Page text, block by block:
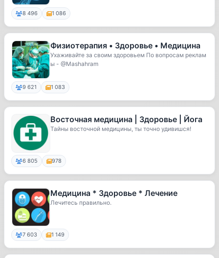
8 496 1 086
Физиотерапия • Здоровье • Медицина
Ухаживайте за своим здоровьем По вопросам реклам
ы - @Mashahram
9 621 1 083
Восточная медицина | Здоровье | Йога
Тайны восточной медицины, ты точно удивишся!
6 805 978
Медицина * Здоровье * Лечение
Лечитесь правильно.
7 603 1 149